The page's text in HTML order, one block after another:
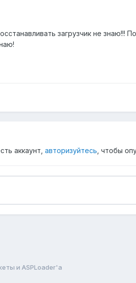
загрузчик не
аккаунт, авторизуйтесь , чтобы
и ASPLoader'а